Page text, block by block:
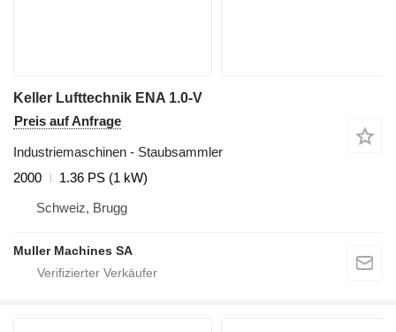
Keller Lufttechnik ENA 1.0-V
Preis auf Anfrage
Industriemaschinen - Staubsammler
2000
1.36 PS (1 kW)
Schweiz, Brugg
Muller Machines SA